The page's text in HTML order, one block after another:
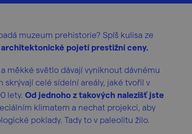
muzeum prehistorie? Spíš kulisa ze
pojetí prestižní ceny.
měkké světlo dávají vyniknout dávnému
celé sídelní areály, jaké tvořil v
lety. Od jednoho z takových nalezišť jste
klimatem a nechat projekci, aby
poklady. Tady to v paleolitu žilo.